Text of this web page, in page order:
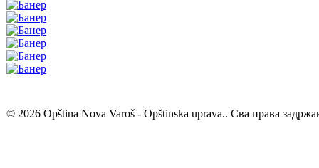
© 2026 Opština Nova Varoš - Opštinska uprava.. Сва права